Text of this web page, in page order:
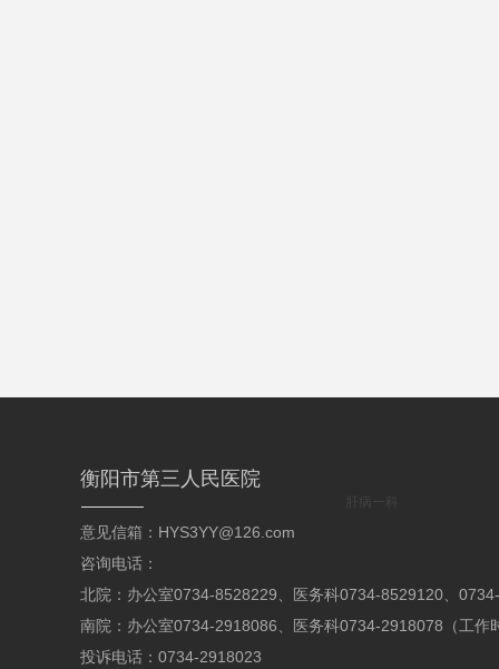
意见信箱：HYS3YY@126.com
咨询电话：
北院：办公室0734-8528229、医务科0734-8529120、
南院：办公室0734-2918086、医务科0734-2918078（工
投诉电话：0734-2918023
衡阳市第三人民医院